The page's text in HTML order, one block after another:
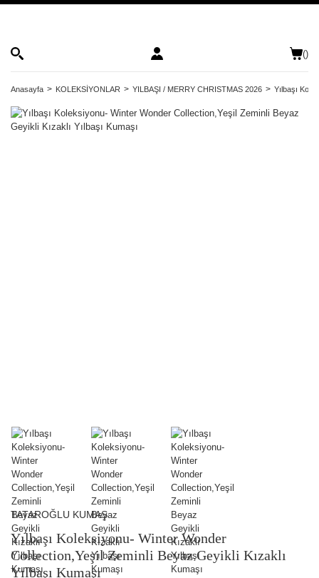
()
Anasayfa KOLEKSİYONLAR YILBAŞI / MERRY CHRISTMAS 2026 Yılbaşı
TATAROĞLU KUMAŞ
Yılbaşı Koleksiyonu- Winter Wonder
Collection,Yeşil Zeminli Beyaz Geyikli Kızaklı
Yılbaşı Kumaşı